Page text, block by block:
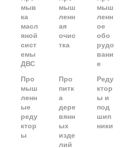
мыв
ка
масл
яной
сист
емы
ДВС
мыш
ленн
ая
очис
тка
мыш
ленн
ое
обо
рудо
вани
е
Про
мыш
ленн
ые
реду
ктор
ы
Про
питк
а
дере
вянн
ых
изде
лий
Реду
ктор
ы и
под
шип
ники